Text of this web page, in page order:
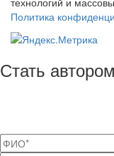
Политика
Стать